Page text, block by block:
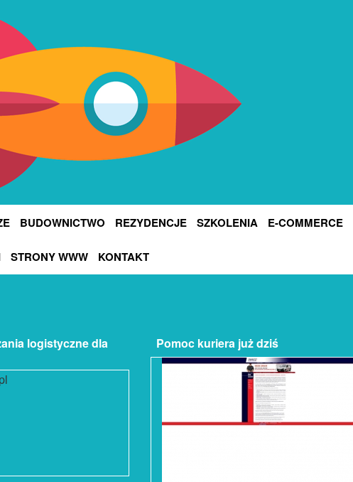
BUDOWNICTWO REZYDENCJE SZKOLENIA E-COMMERCE
STRONY WWW KONTAKT
logistyczne dla Pomoc kuriera już dziś